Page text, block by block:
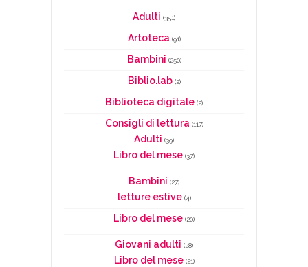
Adulti (351)
Artoteca (91)
Bambini (250)
Biblio.lab(2)
Biblioteca digitale (2)
Consigli di lettura (117)
Adulti (39)
Libro del mese (37)
Bambini (27)
letture estive(4)
Libro del mese (20)
Giovani adulti (28)
Libro del mese(21)